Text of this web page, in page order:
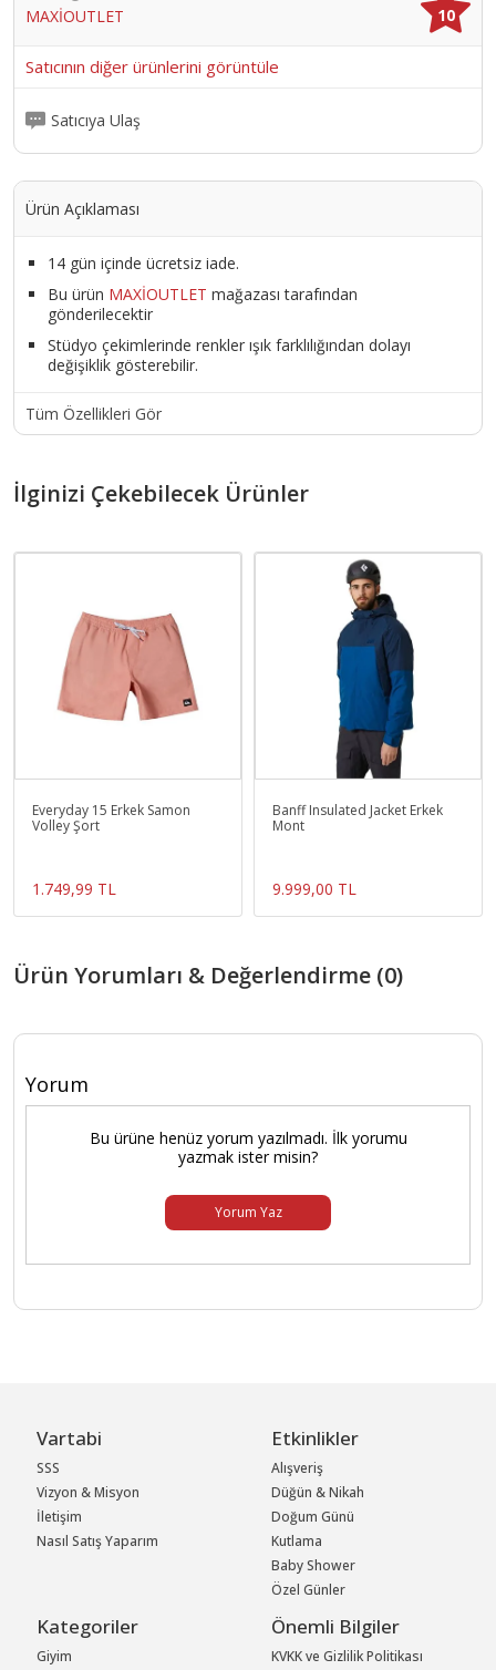
MAXİOUTLET
10
Satıcının diğer ürünlerini görüntüle
Satıcıya Ulaş
Ürün Açıklaması
14 gün içinde ücretsiz iade.
Bu ürün MAXİOUTLET mağazası tarafından
gönderilecektir
Stüdyo çekimlerinde renkler ışık farklılığından dolayı
değişiklik gösterebilir.
Tüm Özellikleri Gör
İlginizi Çekebilecek Ürünler
Everyday 15 Erkek Samon
Volley Şort
1.749,99 TL
Banff Insulated Jacket Erkek
Mont
9.999,00 TL
Ürün Yorumları & Değerlendirme (0)
Yorum
Bu ürüne henüz yorum yazılmadı. İlk yorumu
yazmak ister misin?
Yorum Yaz
Vartabi
SSS
Vizyon & Misyon
İletişim
Nasıl Satış Yaparım
Etkinlikler
Alışveriş
Düğün & Nikah
Doğum Günü
Kutlama
Baby Shower
Özel Günler
Kategoriler
Giyim
Önemli Bilgiler
KVKK ve Gizlilik Politikası